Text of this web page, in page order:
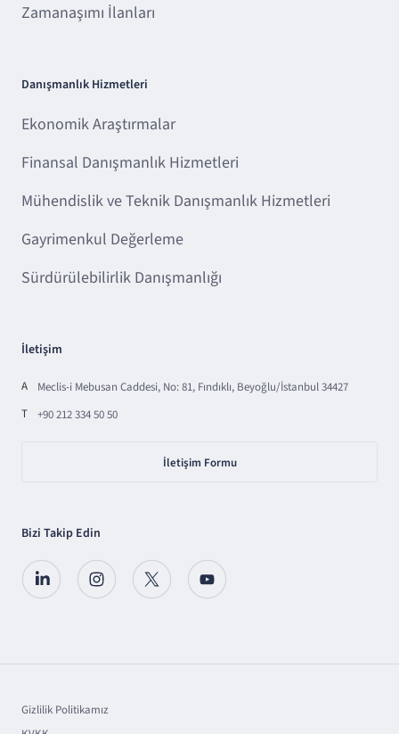
Zamanaşımı İlanları
Danışmanlık Hizmetleri
Ekonomik Araştırmalar
Finansal Danışmanlık Hizmetleri
Mühendislik ve Teknik Danışmanlık Hizmetleri
Gayrimenkul Değerleme
Sürdürülebilirlik Danışmanlığı
İletişim
A
Meclis-i Mebusan Caddesi, No: 81, Fındıklı, Beyoğlu/İstanbul 34427
T
+90 212 334 50 50
İletişim Formu
Bizi Takip Edin
Gizlilik Politikamız